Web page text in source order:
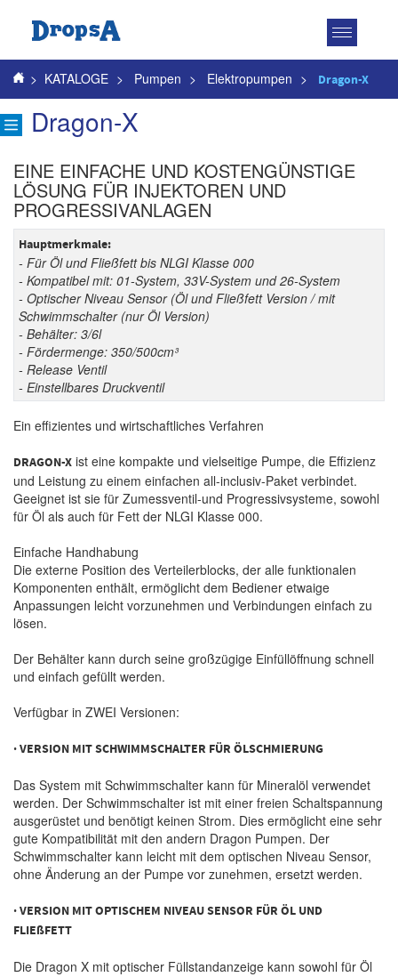
Toggle
> KATALOGE > Pumpen > Elektropumpen > Dragon-X
Dragon-X
EINE EINFACHE UND KOSTENGÜNSTIGE
LÖSUNG FÜR INJEKTOREN UND
PROGRESSIVANLAGEN
Hauptmerkmale:
- Für Öl und Fließfett bis NLGI Klasse 000
- Kompatibel mit: 01-System, 33V-System und 26-System
- Optischer Niveau Sensor (Öl und Fließfett Version / mit
Schwimmschalter (nur Öl Version)
- Behälter: 3/6l
- Fördermenge: 350/500cm³
- Release Ventil
- Einstellbares Druckventil
Ein effizientes und wirtschaftliches Verfahren
DRAGON-X ist eine kompakte und vielseitige Pumpe, die Effizienz
und Leistung zu einem einfachen all-inclusiv-Paket verbindet.
Geeignet ist sie für Zumessventil-und Progressivsysteme, sowohl
für Öl als auch für Fett der NLGI Klasse 000.
Einfache Handhabung
Die externe Position des Verteilerblocks, der alle funktionalen
Komponenten enthält, ermöglicht dem Bediener etwaige
Anpassungen leicht vorzunehmen und Verbindungen einfach zu
lösen.
Der Behälter kann durch seine großzügige Einfüllöffnung schnell
und einfach gefüllt werden.
Verfügbar in ZWEI Versionen:
· VERSION MIT SCHWIMMSCHALTER FÜR ÖLSCHMIERUNG
Das System mit Schwimmschalter kann für Mineralöl verwendet
werden. Der Schwimmschalter ist mit einer freien Schaltspannung
ausgerüstet und benötigt keinen Strom. Dies ermöglicht eine sehr
gute Kompatibilität mit den andern Dragon Pumpen. Der
Schwimmschalter kann leicht mit dem optischen Niveau Sensor,
ohne Änderung an der Pumpe vor zunehmen, ersetzt werden.
· VERSION MIT OPTISCHEM NIVEAU SENSOR FÜR ÖL UND
FLIEßFETT
Die Dragon X mit optischer Füllstandanzeige kann sowohl für Öl